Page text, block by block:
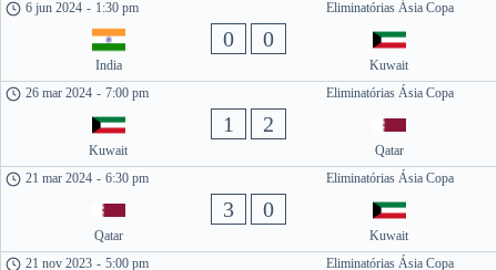
Eliminatórias Ásia Copa
6 jun 2024 - 1:30 pm
India
0 0
Kuwait
Eliminatórias Ásia Copa
26 mar 2024 - 7:00 pm
Kuwait
1 2
Qatar
Eliminatórias Ásia Copa
21 mar 2024 - 6:30 pm
Qatar
3 0
Kuwait
Eliminatórias Ásia Copa
21 nov 2023 - 5:00 pm